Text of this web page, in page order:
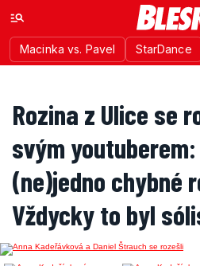
Macinka vs. Pavel StarDance
Rozina z Ulice se
svým
(ne)jedno chybné
Vždycky to byl